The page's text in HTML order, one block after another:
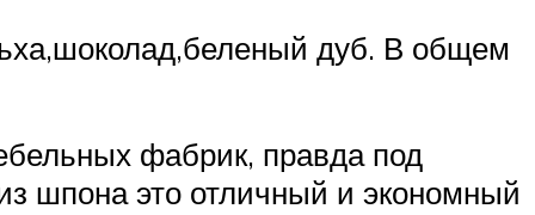
дуб. В общем
фабрик, правда под
шпона это отличный и экономный